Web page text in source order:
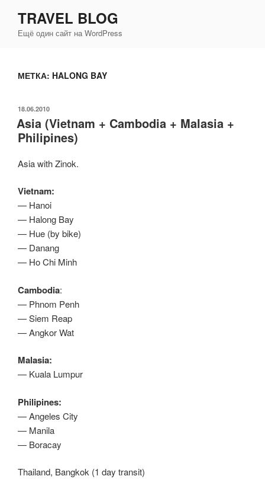
содержимому
TRAVEL BLOG
Ещё один сайт на WordPress
МЕТКА: HALONG BAY
ОПУБЛИКОВАНО
18.06.2010
Asia (Vietnam + Cambodia + Malasia +
Philipines)
Asia with Zinok.
Vietnam:
— Hanoi
— Halong Bay
— Hue (by bike)
— Danang
— Ho Chi Minh
Cambodia:
— Phnom Penh
— Siem Reap
— Angkor Wat
Malasia:
— Kuala Lumpur
Philipines:
— Angeles City
— Manila
— Boracay
Thailand, Bangkok (1 day transit)